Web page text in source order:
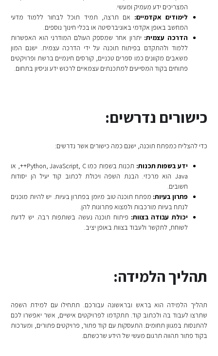
המצריכים ידע מעמיק ומעשי.
לימודים אקדמיים: אם תרצה, תמיד תוכל לבחור ללמוד מדעי
המחשב באופן אקדמי באוניברסיטה או בכלי חינוך נוספים.
הדרכה עצמית: יתרון אחר שמספק העולם המודרני הוא האפשרות
ללמוד ולהתקדם בפיתוח תוכנה על ידי הדרכה עצמית. ישנם המון
משאבים מקוונים כמו ספרים טכניים, קורסים חינמיים ברשת ופרויקטים
פתוחים בקוד המסייעים למתכנתים עצמאיים לרכוש ידע וניסיון בתחום.
כישורים נדרשים:
כדי להצליח כמפתח תוכנה, ישנם כמה כישורים אשר נדרשים:
ידע בשפות תכנות:
תכנות בשפות כמו Python, JavaScript, C++, או
Java הוא מרכזי. הבנת השפה ויכולת לכתוב קוד יעיל הן יסודות
חשובים.
פתרון בעיות: מפתח תוכנה טוב מיומן בפתרון בעיות. יש להיות מוכנים
לנתח בעיות מורכבות ולמצוא פתרונות להן.
יכולת עבודה בצוות: פיתוח תוכנה נעשה בשותפות רבה. יש לדעת
לשוחח, לתקשר ולעבוד בצוות באופן יציב.
תהליך הלמידה:
תהליך הלמידה הוא בראש ובראשונה עבורכם. תתחילו עם למידת השפה
שתרצו לעבוד בה ולכתוב קוד. תתקדמו לפרויקטים אישיים, אשר יאפשרו לכם
להתנסות במגוון תחומים. התעסקות עם קוד פתור, פרויקטים פתורים, ומערכות
בקוד פתור תהווה תרגום מעשי של הידע שרכשתם.